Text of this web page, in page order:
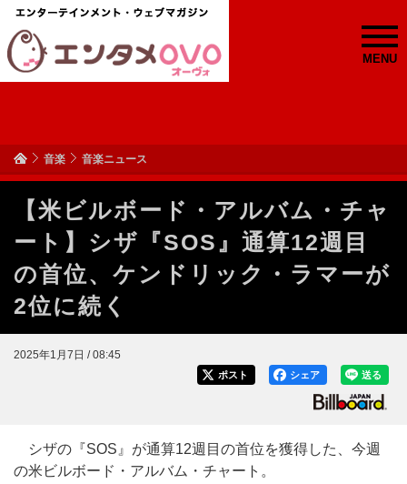
MENU
音楽 音楽ニュース
【米ビルボード・アルバム・チャ
ート】シザ『SOS』通算12週目
の首位、ケンドリック・ラマーが
2位に続く
2025年1月7日 / 08:45
送る
シェア
ポスト
シザの『SOS』が通算12週目の首位を獲得した、今週
の米ビルボード・アルバム・チャート。